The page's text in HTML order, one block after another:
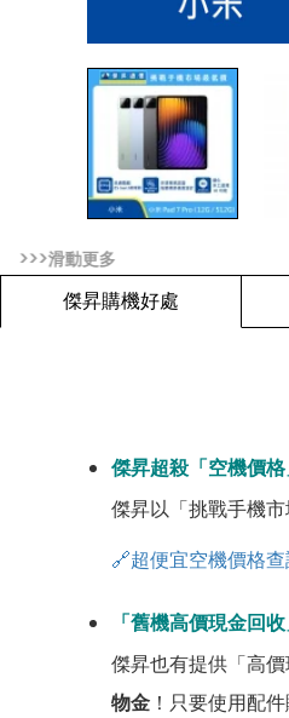
傑昇購機好處
傑昇超殺「空機價格
傑昇以「挑戰手機
🔗超便宜空機價格
「舊機高價現金回
傑昇也有提供「高
物金 ！只要使用配